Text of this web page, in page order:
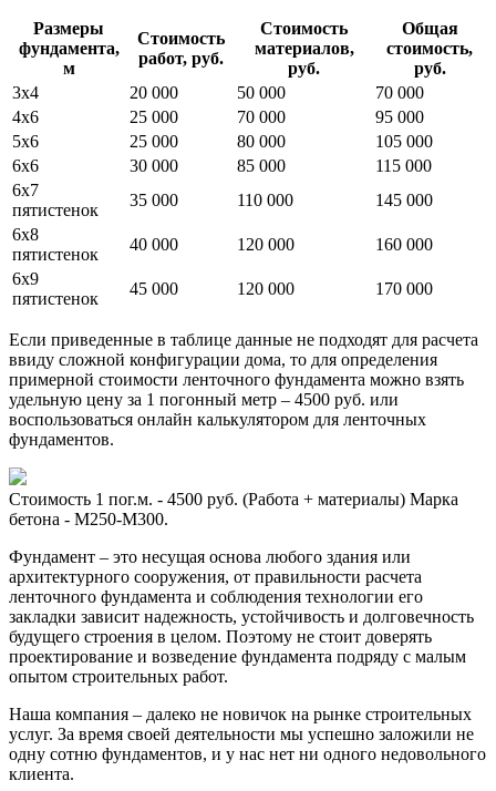
Размеры
фундамента,
м
Стоимость
работ, руб.
Стоимость
материалов,
руб.
Общая
стоимость,
руб.
3х4
20 000 50 000
70 000
4х6
25 000 70 000
95 000
5х6
25 000 80 000
105 000
6х6
30 000 85 000
115 000
6х7
пятистенок
35 000 110 000
145 000
6х8
пятистенок
40 000 120 000
160 000
6х9
пятистенок
45 000 120 000 170 000
Если приведенные в таблице данные не подходят для расчета
ввиду сложной конфигурации дома, то для определения
примерной стоимости ленточного фундамента можно взять
удельную цену за 1 погонный метр – 4500 руб. или
воспользоваться онлайн калькулятором для ленточных
фундаментов.
Стоимость 1 пог.м. - 4500 руб. (Работа + материалы) Марка
бетона - М250-М300.
Фундамент – это несущая основа любого здания или
архитектурного сооружения, от правильности расчета
ленточного фундамента и соблюдения технологии его
закладки зависит надежность, устойчивость и долговечность
будущего строения в целом. Поэтому не стоит доверять
проектирование и возведение фундамента подряду с малым
опытом строительных работ.
Наша компания – далеко не новичок на рынке строительных
услуг. За время своей деятельности мы успешно заложили не
одну сотню фундаментов, и у нас нет ни одного недовольного
клиента.